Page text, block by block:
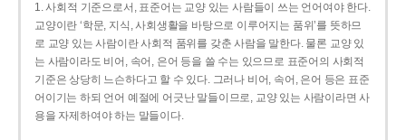
1. 사회적 기준으로서, 표준어는 교양 있는 사람들이 쓰는 언어여야 한다.
교양이란 ‘학문, 지식, 사회생활을 바탕으로 이루어지는 품위’를 뜻하므
로 교양 있는 사람이란 사회적 품위를 갖춘 사람을 말한다. 물론 교양 있
는 사람이라도 비어, 속어, 은어 등을 쓸 수는 있으므로 표준어의 사회적
기준은 상당히 느슨하다고 할 수 있다. 그러나 비어, 속어, 은어 등은 표준
어이기는 하되 언어 예절에 어긋난 말들이므로, 교양 있는 사람이라면 사
용을 자제하여야 하는 말들이다.